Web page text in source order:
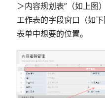
＞内容规划表”（如上图
工作表的字段窗口（如
表单中想要的位置。